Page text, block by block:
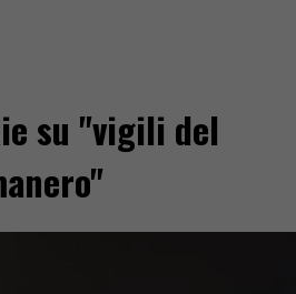
su "vigili del